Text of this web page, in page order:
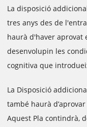
La disposició
tres anys des de
haurà d'haver aprovat
desenvolupin les
cognitiva que
La Disposició
també haurà
Aquest Pla contindrà,